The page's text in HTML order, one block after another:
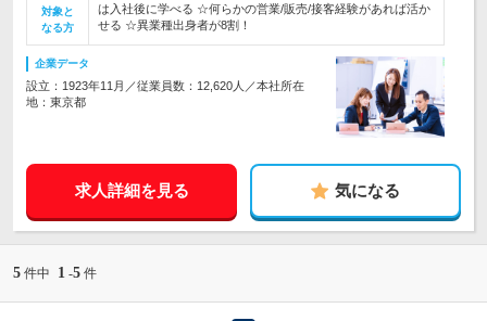
対象と
なる方
は入社後に学べる ☆何らかの営業/販売/接客経験があれば活か
せる ☆異業種出身者が8割！
企業データ
設立：1923年11月／従業員数：12,620人／本社所在
地：東京都
求人詳細を見る 気になる
5 件中 1 -5 件